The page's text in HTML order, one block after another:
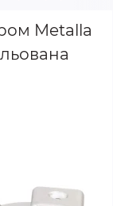
Metalla